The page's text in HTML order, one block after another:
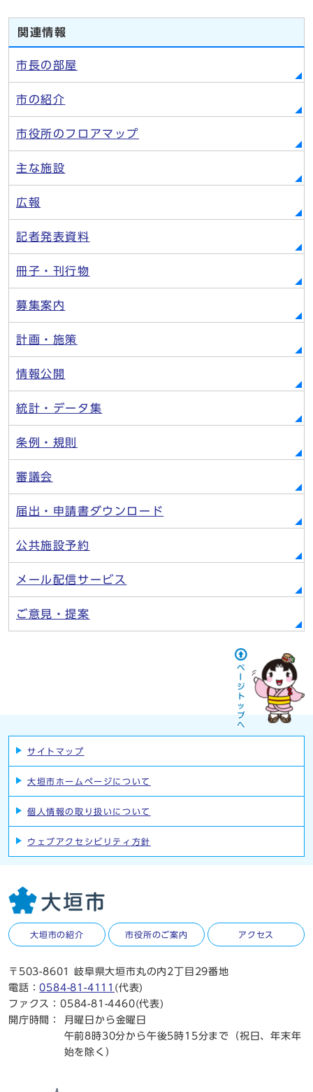
関連情報
市長の部屋
市の紹介
市役所のフロアマップ
主な施設
広報
記者発表資料
冊子・刊行物
募集案内
計画・施策
情報公開
統計・データ集
条例・規則
審議会
届出・申請書ダウンロード
公共施設予約
メール配信サービス
ご意見・提案
サイトマップ
大垣市ホームページについて
個人情報の取り扱いについて
ウェブアクセシビリティ方針
大垣市の紹介 市役所のご案内 アクセス
〒503-8601 岐阜県大垣市丸の内2丁目29番地
電話：0584-81-4111 (代表)
ファクス：0584-81-4460(代表)
開庁時間：
月曜日から金曜日
午前8時30分から午後5時15分まで（祝日、年末年
始を除く）